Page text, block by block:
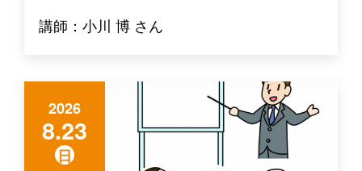
講師：小川 博 さん
2026
8.23
日